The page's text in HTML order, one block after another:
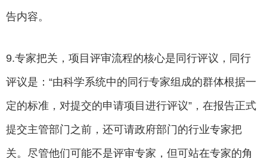
告内容。
9.专家把关，项目评审流程的核心是同行评议，同行
评议是：“由科学系统中的同行专家组成的群体根据一
定的标准，对提交的申请项目进行评议”，在报告正式
提交主管部门之前，还可请政府部门的行业专家把
关。尽管他们可能不是评审专家，但可站在专家的角